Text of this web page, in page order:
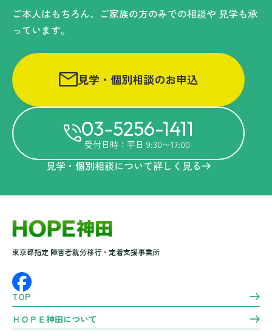
ご本人はもちろん、ご家族の方のみでの相談や 見学も承
っています。
見学・個別相談のお申込
03-5256-1411
受付日時：平日 9:30〜17:00
見学・個別相談について詳しく見る
東京都指定 障害者就労移行・定着支援事業所
TOP
ＨＯＰＥ神田について